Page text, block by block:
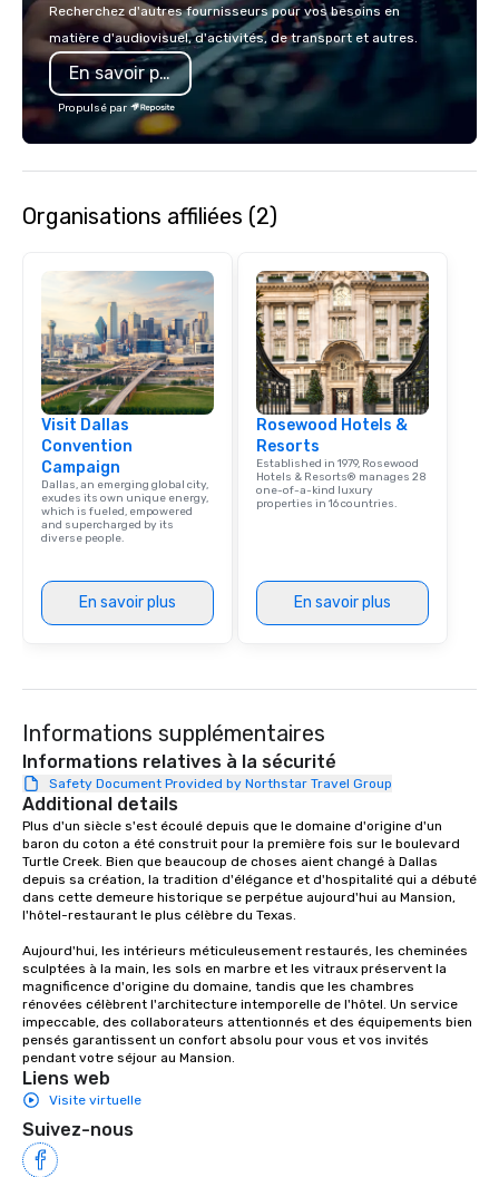
committed to
Recherchez d'autres fournisseurs pour vos besoins en
matière d'audiovisuel, d'activités, de transport et autres.
En savoir plus
Propulsé par
Organisations affiliées (2)
Visit Dallas
Convention
Campaign
Dallas, an emerging global city,
exudes its own unique energy,
which is fueled, empowered
and supercharged by its
diverse people.
En savoir plus
Rosewood Hotels &
Resorts
Established in 1979, Rosewood
Hotels & Resorts® manages 28
one-of-a-kind luxury
properties in 16 countries.
En savoir plus
Informations supplémentaires
Informations relatives à la sécurité
Safety Document Provided by Northstar Travel Group
Additional details
Plus d'un siècle s'est écoulé depuis que le domaine d'origine d'un
baron du coton a été construit pour la première fois sur le boulevard
Turtle Creek. Bien que beaucoup de choses aient changé à Dallas
depuis sa création, la tradition d'élégance et d'hospitalité qui a débuté
dans cette demeure historique se perpétue aujourd'hui au Mansion,
l'hôtel-restaurant le plus célèbre du Texas.
Aujourd'hui, les intérieurs méticuleusement restaurés, les cheminées
sculptées à la main, les sols en marbre et les vitraux préservent la
magnificence d'origine du domaine, tandis que les chambres
rénovées célèbrent l'architecture intemporelle de l'hôtel. Un service
impeccable, des collaborateurs attentionnés et des équipements bien
pensés garantissent un confort absolu pour vous et vos invités
pendant votre séjour au Mansion.
Liens web
Visite virtuelle
Suivez-nous